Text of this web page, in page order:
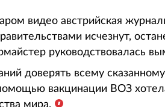
видео австрийская
исчезнут,
руководствовалась
доверять всему
вакцинации ВОЗ
мира.